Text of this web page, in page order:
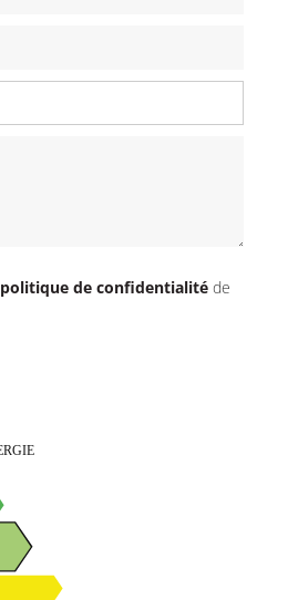
politique de confidentialité de